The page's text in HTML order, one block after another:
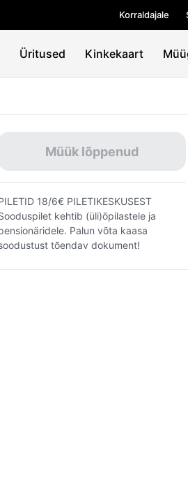
Korraldajale
Üritused Kinkekaart
Müük lõppenud
18/6€ PILETIKESKUSEST
kehtib (üli)õpilastele ja
Palun võta kaasa
tõendav dokument!